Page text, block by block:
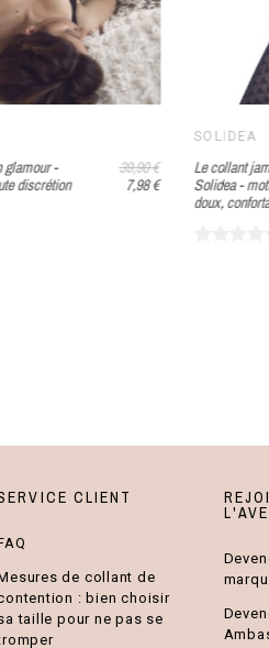
glamour -
discrétion
39,90 €
7,98 €
SOLIDEA
Le collant
Solidea -
doux,
CLIENT
de collant de
: bien choisir
taille pour ne pas se